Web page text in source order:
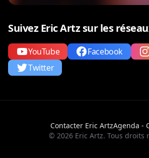
Suivez Eric Artz sur les
YouTube Facebook
Twitter
Contacter Eric ArtzAgenda -
© 2026 Eric Artz. Tous droits